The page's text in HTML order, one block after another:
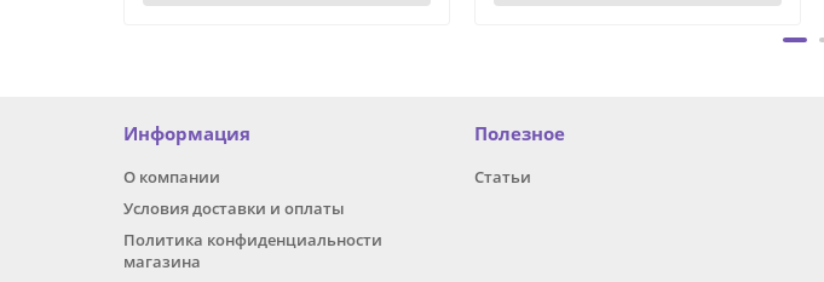
Информация
О компании
Условия доставки и оплаты
Политика конфиденциальности
магазина
Полезное
Статьи